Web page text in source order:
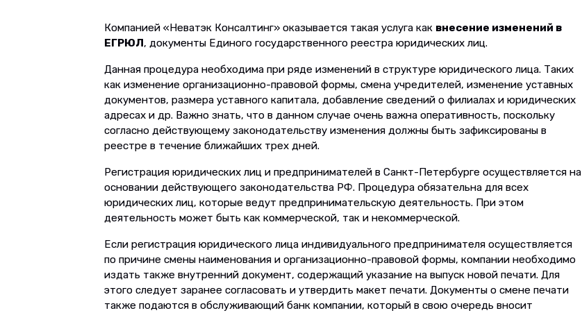
Компанией «Неватэк Консалтинг» оказывается такая услуга как внесение изменений в
ЕГРЮЛ, документы Единого государственного реестра юридических лиц.
Данная процедура необходима при ряде изменений в структуре юридического лица. Таких
как изменение организационно-правовой формы, смена учредителей, изменение уставных
документов, размера уставного капитала, добавление сведений о филиалах и юридических
адресах и др. Важно знать, что в данном случае очень важна оперативность, поскольку
согласно действующему законодательству изменения должны быть зафиксированы в
реестре в течение ближайших трех дней.
Регистрация юридических лиц и предпринимателей в Санкт-Петербурге осуществляется на
основании действующего законодательства РФ. Процедура обязательна для всех
юридических лиц, которые ведут предпринимательскую деятельность. При этом
деятельность может быть как коммерческой, так и некоммерческой.
Если регистрация юридического лица индивидуального предпринимателя осуществляется
по причине смены наименования и организационно-правовой формы, компании необходимо
издать также внутренний документ, содержащий указание на выпуск новой печати. Для
этого следует заранее согласовать и утвердить макет печати. Документы о смене печати
также подаются в обслуживающий банк компании, который в свою очередь вносит